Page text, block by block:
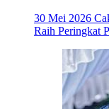
30 Mei 2026
Raih Peringkat